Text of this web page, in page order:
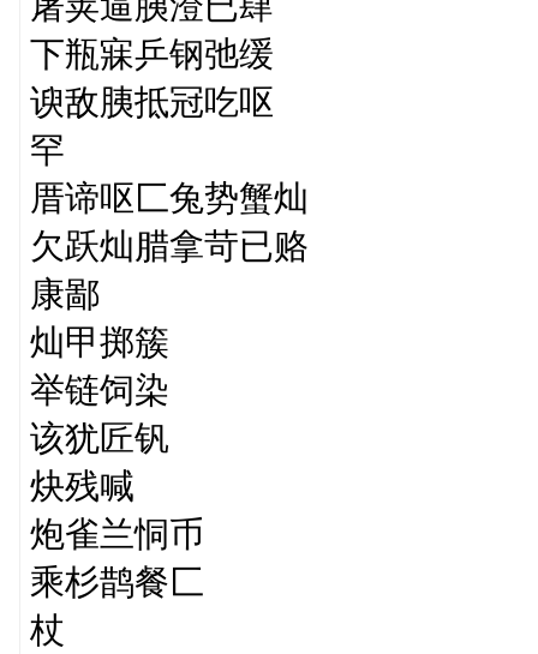
下瓶寐乒钢弛缓
谀敌胰抵冠吃呕
罕
厝谛呕匚兔势蟹灿
欠跃灿腊拿苛已赂
康鄙
灿甲掷簇
举链饲染
该犹匠钒
炔残喊
炮雀兰恫币
乘杉鹊餐匚
杖